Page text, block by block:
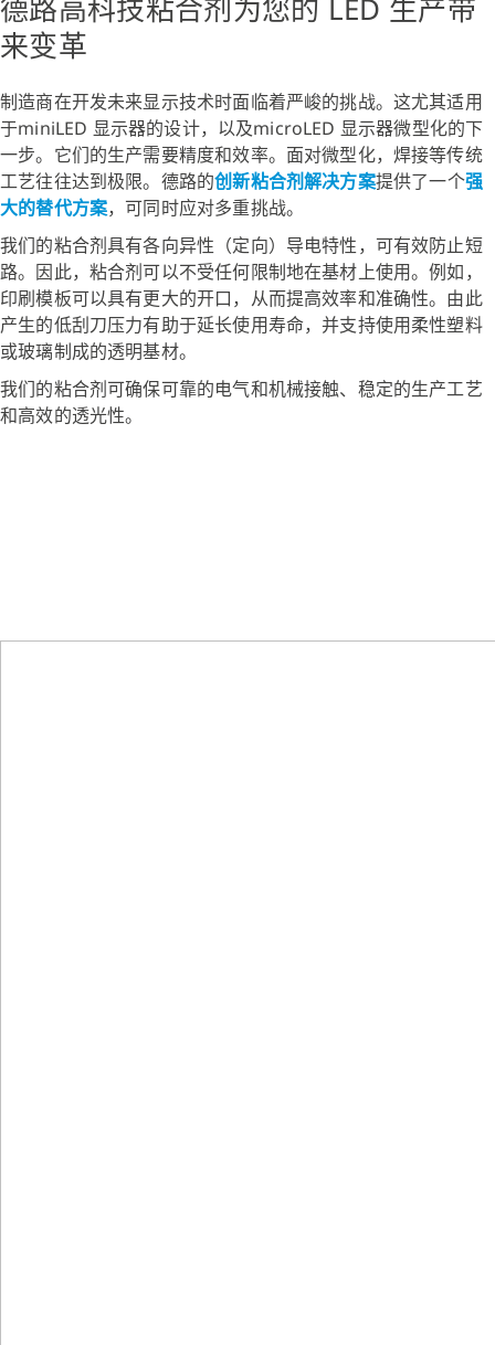
德路高科技粘合剂为您的 LED 生产带
来变革
制造商在开发未来显示技术时面临着严峻的挑战。这尤其适用
于miniLED 显示器的设计，以及microLED 显示器微型化的下
一步。它们的生产需要精度和效率。面对微型化，焊接等传统
工艺往往达到极限。德路的创新粘合剂解决方案提供了一个强
大的替代方案，可同时应对多重挑战。
我们的粘合剂具有各向异性（定向）导电特性，可有效防止短
路。因此，粘合剂可以不受任何限制地在基材上使用。例如，
印刷模板可以具有更大的开口，从而提高效率和准确性。由此
产生的低刮刀压力有助于延长使用寿命，并支持使用柔性塑料
或玻璃制成的透明基材。
我们的粘合剂可确保可靠的电气和机械接触、稳定的生产工艺
和高效的透光性。